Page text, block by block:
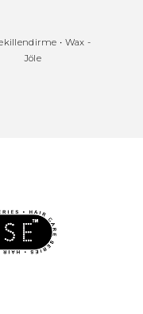
• Wax -
Jöle